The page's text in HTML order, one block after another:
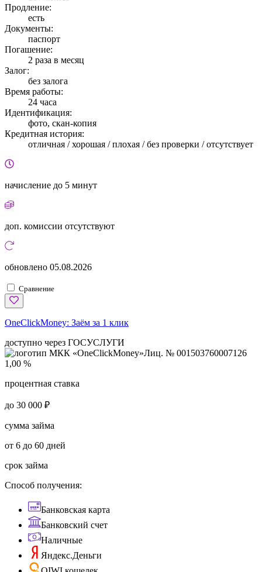
Продление:
есть
Документы:
паспорт
Погашение:
2 раза в месяц
Залог:
без залога
Время работы:
24 часа
Идентификация:
фото, скан-копия
Кредитная история:
отличная / хорошая / плохая / без проверки / отсутствует
начисление до 5 минут
доп. комиссии отсутствуют
обновлено 05.08.2026
Сравнение
OneClickMoney: Заём за 1 клик
доступно через ГОСУСЛУГИ
Лиц. № 001503760007126
1,00 %
процентная ставка
до 30 000 ₽
сумма займа
от 6 до 60 дней
срок займа
Способ получения:
Банковская карта
Банковский счет
Наличные
Яндекс.Деньги